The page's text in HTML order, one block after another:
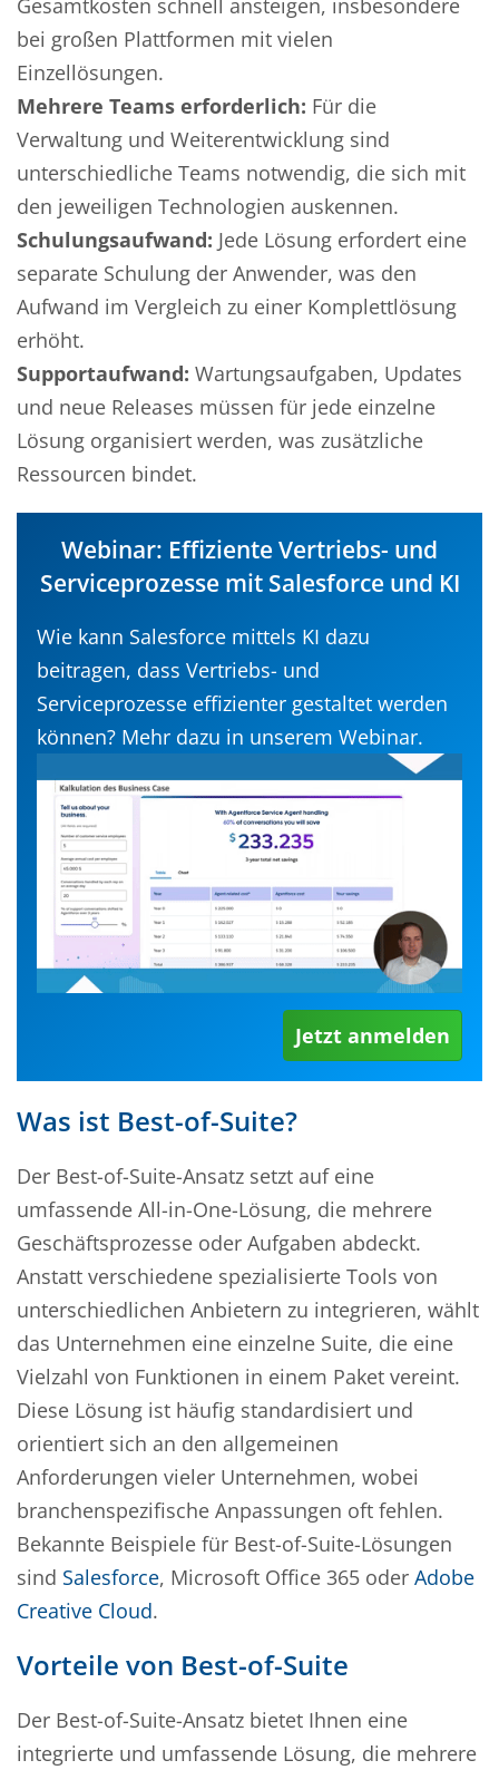
bei großen Plattformen mit vielen
Einzellösungen.
Mehrere Teams erforderlich: Für die
Verwaltung und Weiterentwicklung sind
unterschiedliche Teams notwendig, die sich mit
den jeweiligen Technologien auskennen.
Schulungsaufwand: Jede Lösung erfordert eine
separate Schulung der Anwender, was den
Aufwand im Vergleich zu einer Komplettlösung
erhöht.
Supportaufwand: Wartungsaufgaben, Updates
und neue Releases müssen für jede einzelne
Lösung organisiert werden, was zusätzliche
Ressourcen bindet.
Webinar: Effiziente Vertriebs- und
Serviceprozesse mit Salesforce und KI
Wie kann Salesforce mittels KI dazu
beitragen, dass Vertriebs- und
Serviceprozesse effizienter gestaltet werden
können? Mehr dazu in unserem Webinar.
Jetzt anmelden
Was ist Best-of-Suite?
Der Best-of-Suite-Ansatz setzt auf eine
umfassende All-in-One-Lösung, die mehrere
Geschäftsprozesse oder Aufgaben abdeckt.
Anstatt verschiedene spezialisierte Tools von
unterschiedlichen Anbietern zu integrieren, wählt
das Unternehmen eine einzelne Suite, die eine
Vielzahl von Funktionen in einem Paket vereint.
Diese Lösung ist häufig standardisiert und
orientiert sich an den allgemeinen
Anforderungen vieler Unternehmen, wobei
branchenspezifische Anpassungen oft fehlen.
Bekannte Beispiele für Best-of-Suite-Lösungen
sind Salesforce, Microsoft Office 365 oder Adobe
Creative Cloud.
Vorteile von Best-of-Suite
Der Best-of-Suite-Ansatz bietet Ihnen eine
integrierte und umfassende Lösung, die mehrere